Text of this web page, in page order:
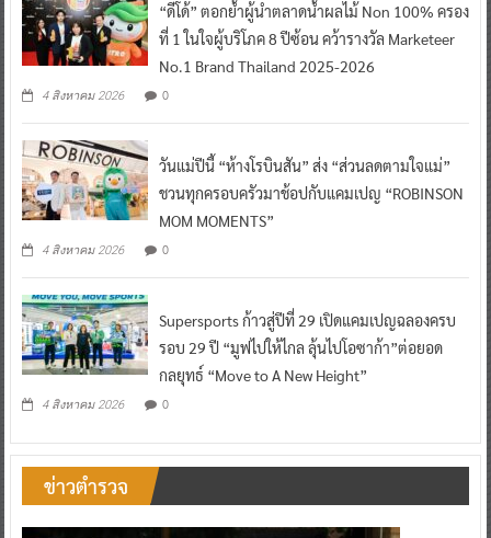
“ดีโด้” ตอกย้ำผู้นำตลาดน้ำผลไม้ Non 100% ครอง
ที่ 1 ในใจผู้บริโภค 8 ปีซ้อน คว้ารางวัล Marketeer
No.1 Brand Thailand 2025-2026
4 สิงหาคม 2026 0
วันแม่ปีนี้ “ห้างโรบินสัน” ส่ง “ส่วนลดตามใจแม่”
ชวนทุกครอบครัวมาช้อปกับแคมเปญ “ROBINSON
MOM MOMENTS”
4 สิงหาคม 2026 0
Supersports ก้าวสู่ปีที่ 29 เปิดแคมเปญฉลองครบ
รอบ 29 ปี “มูฟไปให้ไกล ลุ้นไปโอซาก้า”ต่อยอด
กลยุทธ์ “Move to A New Height”
4 สิงหาคม 2026 0
ข่าวตำรวจ